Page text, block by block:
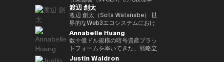
Awardsの「Young
Entrepreneur of the Year」、さ
らにCointelegraphによる「ブロ
ックチェーン業界で注目すべき
100人」の一人にも選ばれていま
す。 また、Yat氏はクラシック音
楽の正式な訓練を受けた音楽家で
もあり、BAFTA（英国映画テレ
た、消費者向けインターネット黎
明期におけるマーケティングの先
駆者として、The Motley Fool、
America Online Greenhouse、
Earthlink の立ち上げをはじめ、
数十に及ぶ著名なインターネット
ブランドの成長に関与した。 学
歴としては、ニューヨーク州立大
ンテックなどのセクターにわたる
主要なインターネット企業とのレ
ノボのパートナーシップをグロー
バルにリードしてきました。ま
た、戦略的なAR/VRパートナー
シップも推進しました。
Terence Ngは、ソニーエレクト
ロニクス、ヒューレット・パッカ
会（現、一般社団法人日本暗号資
産等取引業協会：JVCEA）を発
起人として設立。内閣官房主催の
官民データ活用推進基本計画実行
委員会にも有識者として出席。
現在、株式会社bitFlyer
Holdings代表取締役CEO、株式
会社bitFlyer 代表取締役、株式会
ーザーにとって、暗号資産をより
使いやすく、安全で、スケーラブ
ルなものにすることを目的として
いる。 Nick は、プロダクト、セ
キュリティ、エンジニアリング、
マーケティングといった各部門と
密接に連携しながら、ユーザー体
験とブロックチェーン技術の交差
年より株式会社Custodiem 取締
役として、国内暗号資産ETF組成
プロジェクト等を推進。
タル資産のセキュリティソリュー
ション提供を統括している。 こ
れまで 17年以上にわたり、企業
再生・ディストレスト投資分野の
アナリストおよび投資家として活
躍。JPMorgan や Goldman
Sachs などの投資銀行にてキャ
リアをスタートさせた後、米国の
（会長）、SBIホールディングス
の常務執行役員、そして株式会社
ビットポイントジャパンの代表取
締役を務める起業家、投資家、ビ
ジネス再生の専門家です。2001
年に自身の会社を設立して以降、
様々なビジネスを立ち上げてきま
渡辺 創太
渡辺 創太（Sota Watanabe） 世
界的なWeb3エコシステムにおけ
るパイオニアであり、日本を代表
するテック起業家の一人。
Startale Groupの創業者兼CEO
として、「世界をオンチェーンに
Annabelle Huang
数十億ドル規模の暗号資産プラッ
トフォームを率いてきた、戦略立
案およびリーダーシップの豊富な
Justin Waldron